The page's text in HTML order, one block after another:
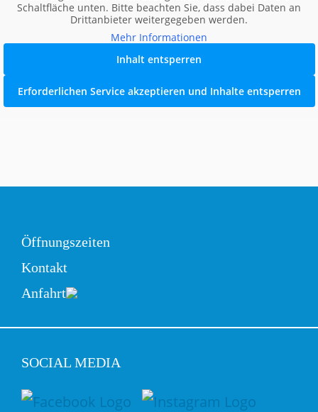
Schaltfläche unten. Bitte beachten Sie, dass dabei Daten an
Drittanbieter weitergegeben werden.
Mehr Informationen
Inhalt entsperren
Erforderlichen Service akzeptieren und Inhalte entsperren
Öffnungszeiten
Kontakt
Anfahrt
SOCIAL MEDIA